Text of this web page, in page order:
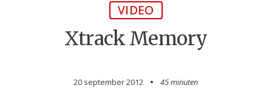
VIDEO
Xtrack Memory
20 september 2012 45 minuten